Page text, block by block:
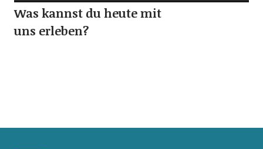
Was kannst du heute mit
uns erleben?